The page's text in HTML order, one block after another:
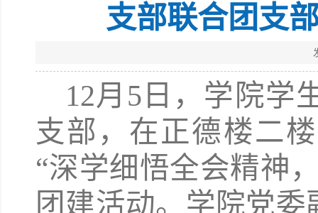
支部联合团支
12月5日，学院学
支部，在正德楼二楼
“深学细悟全会精神
团建活动。 学院党委